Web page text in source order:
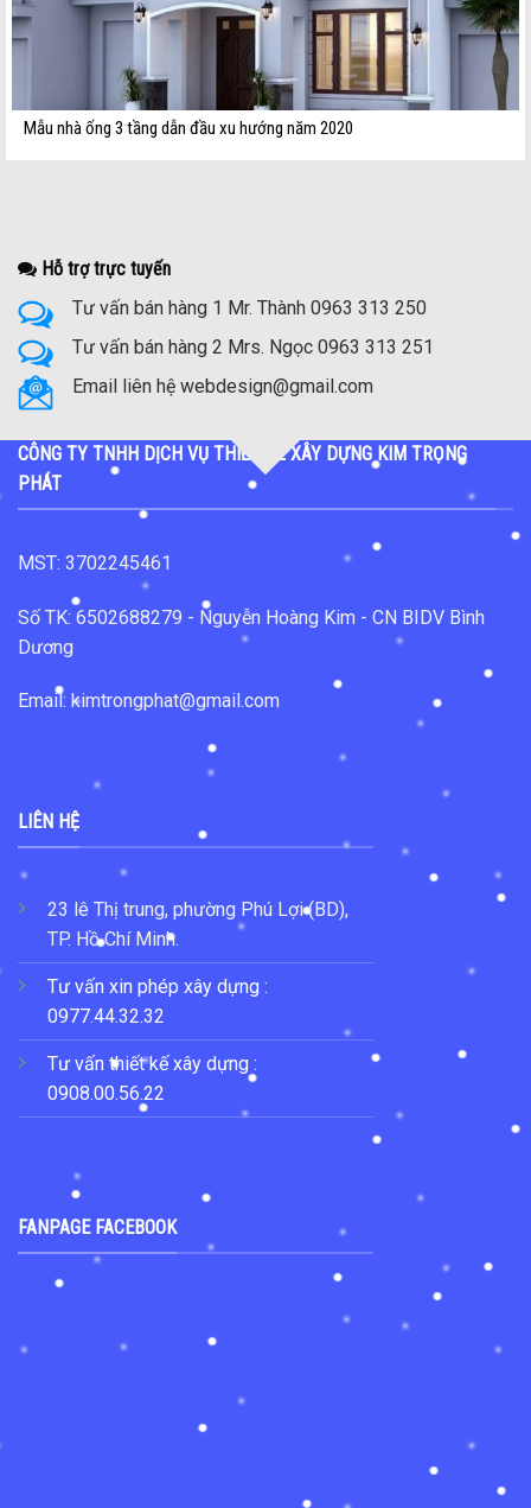
Mẫu nhà ống 3 tầng dẫn đầu xu hướng năm 2020
Hỗ trợ trực tuyến
Tư vấn bán hàng 1 Mr. Thành 0963 313 250
Tư vấn bán hàng 2 Mrs. Ngọc 0963 313 251
Email liên hệ webdesign@gmail.com
CÔNG TY TNHH DỊCH VỤ THIẾT KẾ XÂY DỰNG KIM TRỌNG
PHÁT
MST: 3702245461
Số TK: 6502688279 - Nguyễn Hoàng Kim - CN BIDV Bình
Dương
Email: kimtrongphat@gmail.com
LIÊN HỆ
23 lê Thị trung, phường Phú Lợi (BD),
TP. Hồ Chí Minh.
Tư vấn xin phép xây dựng :
0977.44.32.32
Tư vấn thiết kế xây dựng :
0908.00.56.22
FANPAGE FACEBOOK